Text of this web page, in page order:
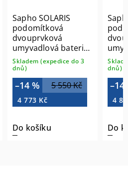
Sapho SOLARIS
podomítková
dvouprvková
umyvadlová baterie,
černá/měď mat
WD008PG
Skladem (expedice do 3
dnů)
5 550 Kč
–14 %
4 773 Kč
Do košíku
dnů)
–14
4
Do